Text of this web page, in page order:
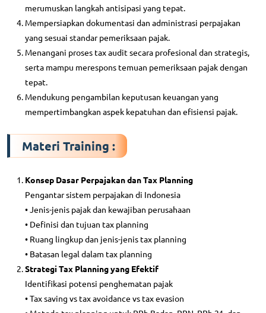
merumuskan langkah antisipasi yang tepat.
Mempersiapkan dokumentasi dan administrasi perpajakan
yang sesuai standar pemeriksaan pajak.
Menangani proses tax audit secara profesional dan strategis,
serta mampu merespons temuan pemeriksaan pajak dengan
tepat.
Mendukung pengambilan keputusan keuangan yang
mempertimbangkan aspek kepatuhan dan efisiensi pajak.
Materi Training :
Konsep Dasar Perpajakan dan Tax Planning
Pengantar sistem perpajakan di Indonesia
• Jenis-jenis pajak dan kewajiban perusahaan
• Definisi dan tujuan tax planning
• Ruang lingkup dan jenis-jenis tax planning
• Batasan legal dalam tax planning
Strategi Tax Planning yang Efektif
Identifikasi potensi penghematan pajak
• Tax saving vs tax avoidance vs tax evasion